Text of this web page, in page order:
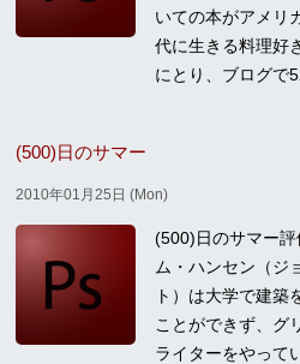
いての本がアメリ
代に生きる料理好
にとり、ブログで
(500)日のサマー
2010年01月25日 (Mon)
(500)日のサマー
ム・ハンセン（ジ
ト）は大学で建築
ことができず、グ
ライターをやって